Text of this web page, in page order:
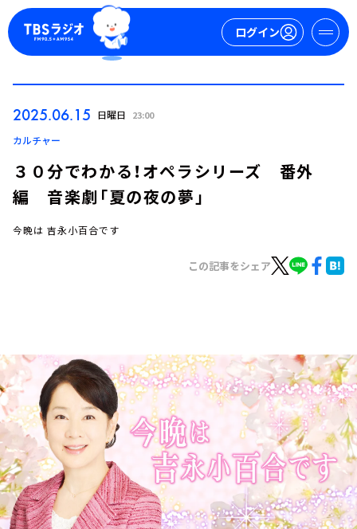
ログイン
お知らせ
イベント・グッズ
YouTube
会社情報
2025.06.15 日曜日 23:00
カルチャー
３０分でわかる！オペラシリーズ 番外
編 音楽劇「夏の夜の夢」
今晩は 吉永小百合です
この記事をシェア